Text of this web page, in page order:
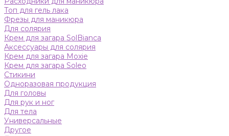
Топ для гель лака
Фрезы для маникюра
Для солярия
Крем для загара SolBianca
Аксессуары для солярия
Крем для загара Moxie
Крем для загара Soleo
Стикини
Одноразовая продукция
Для головы
Для рук и ног
Для тела
Универсальные
Другое